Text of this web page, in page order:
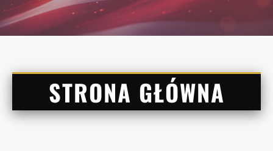
STRONA GŁÓWNA